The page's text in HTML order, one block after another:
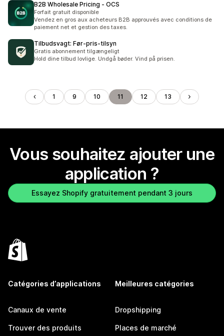
B2B Wholesale Pricing ‑ OCS
Forfait gratuit disponible
Vendez en gros aux acheteurs B2B approuvés avec conditions de
paiement net et gestion des taxes.
Tilbudsvagt: Før‑pris‑tilsyn
Gratis abonnement tilgængeligt
Hold dine tilbud lovlige. Undgå bøder. Vind på prisen.
1 9 10 11 12 13
Vous souhaitez ajouter une
application ?
Essayez Shopify gratuitement pendant 3 jours
Catégories d’applications
Canaux de vente
Trouver des produits
Meilleures catégories
Dropshipping
Places de marché